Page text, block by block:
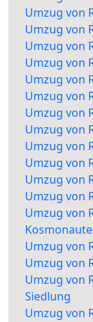
Umzug von
Umzug von
Umzug von
Umzug von
Umzug von
Umzug von
Umzug von
Umzug von
Umzug von
Umzug von
Umzug von
Umzug von
Umzug von
Umzug von
Umzug von
Umzug von
Siedlung
Umzug von